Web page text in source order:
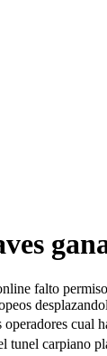
falto
cual
carpiano